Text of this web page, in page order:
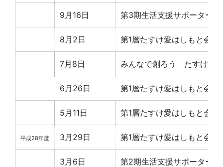
9月16日 第3期生活支援サポーター養
8月2日 第1層たすけ愛はしもと会議
7月8日 みんなで創ろう たすけ愛
6月26日 第1層たすけ愛はしもと会議
5月11日 第1層たすけ愛はしもと会議
平成28年度 3月29日 第1層たすけ愛はしもと会議
3月6日 第2期生活支援サポーター